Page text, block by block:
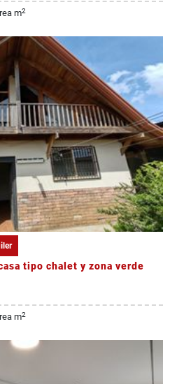
m2
tipo chalet y zona verde
m2